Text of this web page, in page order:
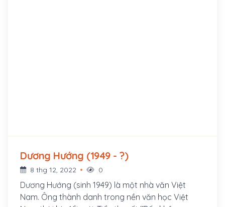
Dương Hướng (1949 - ?)
8 thg 12, 2022 0
Dương Hướng (sinh 1949) là một nhà văn Việt
Nam. Ông thành danh trong nền văn học Việt